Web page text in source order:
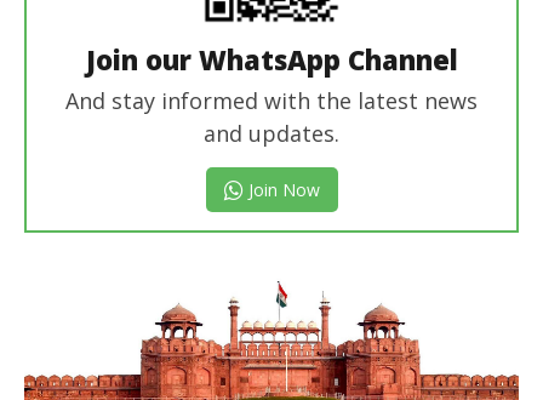
Join our WhatsApp Channel
And stay informed with the latest news
and updates.
Join Now